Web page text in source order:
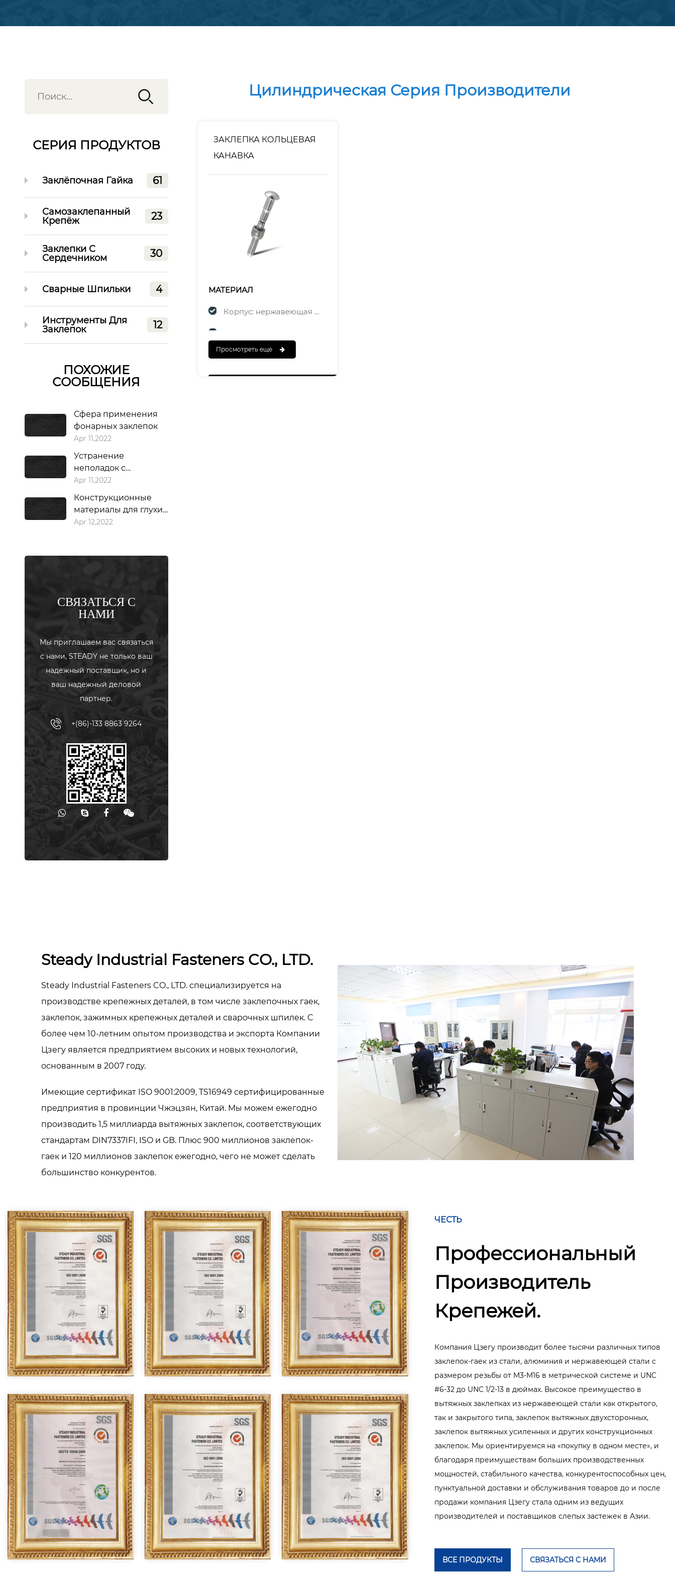
СЕРИЯ ПРОДУКТОВ
Заклёпочная Гайка 61
Самозаклепанный
Крепёж
23
Заклепки С
Сердечником
30
Сварные Шпильки 4
Инструменты Для
Заклепок
12
ПОХОЖИЕ
СООБЩЕНИЯ
Сфера применения
фонарных заклепок
Apr 11,2022
Устранение
неполадок с
гвоздезабивным
пистолетом
Apr 11,2022
Конструкционные
материалы для глухих
заклепок
Apr 12,2022
СВЯЗАТЬСЯ С
НАМИ
Мы приглашаем вас связаться
с нами, STEADY не только ваш
надежный поставщик, но и
ваш надежный деловой
партнер.
+(86)-133 8863 9264
Цилиндрическая Серия Производители
ЗАКЛЕПКА КОЛЬЦЕВАЯ
КАНАВКА
МАТЕРИАЛ
Корпус: нержавеющая сталь серии 304.
ЗАКАНЧИВАТЬ
Тело: Натуральное
Просмотреть еще
Steady Industrial Fasteners CO., LTD.
Steady Industrial Fasteners CO., LTD. специализируется на
производстве крепежных деталей, в том числе заклепочных гаек,
заклепок, зажимных крепежных деталей и сварочных шпилек. С
более чем 10-летним опытом производства и экспорта Компании
Цзегу является предприятием высоких и новых технологий,
основанным в 2007 году.
Имеющие сертификат ISO 9001:2009, TS16949 сертифицированные
предприятия в провинции Чжэцзян, Китай. Мы можем ежегодно
производить 1,5 миллиарда вытяжных заклепок, соответствующих
стандартам DIN7337IFI, ISO и GB. Плюс 900 миллионов заклепок-
гаек и 120 миллионов заклепок ежегодно, чего не может сделать
большинство конкурентов.
ЧЕСТЬ
Профессиональный
Производитель
Крепежей.
Компания Цзегу производит более тысячи различных типов
заклепок-гаек из стали, алюминия и нержавеющей стали с
размером резьбы от M3-M16 в метрической системе и UNC
#6-32 до UNC 1/2-13 в дюймах. Высокое преимущество в
вытяжных заклепках из нержавеющей стали как открытого,
так и закрытого типа, заклепок вытяжных двухсторонных,
заклепок вытяжных усиленных и других конструкционных
заклепок. Мы ориентируемся на «покупку в одном месте», и
благодаря преимуществам больших производственных
мощностей, стабильного качества, конкурентоспособных цен,
пунктуальной доставки и обслуживания товаров до и после
продажи компания Цзегу стала одним из ведущих
производителей и поставщиков слепых застежек в Азии.
ВСЕ ПРОДУКТЫ СВЯЗАТЬСЯ С НАМИ